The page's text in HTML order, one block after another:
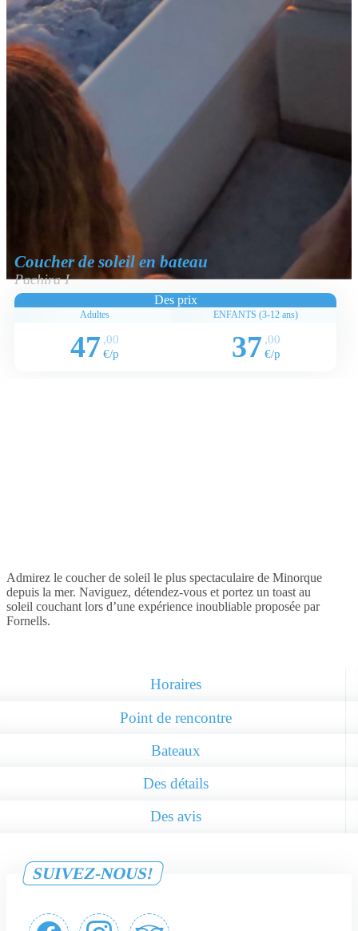
Coucher de soleil en bateau
Pachira I
Des prix
Adultes
47 ,00
€/p
ENFANTS (3-12 ans)
37 ,00
€/p
Admirez le coucher de soleil le plus spectaculaire de Minorque
depuis la mer. Naviguez, détendez-vous et portez un toast au
soleil couchant lors d’une expérience inoubliable proposée par
Fornells.
Horaires
Point de rencontre
Bateaux
Des détails
Des avis
SUIVEZ-NOUS!